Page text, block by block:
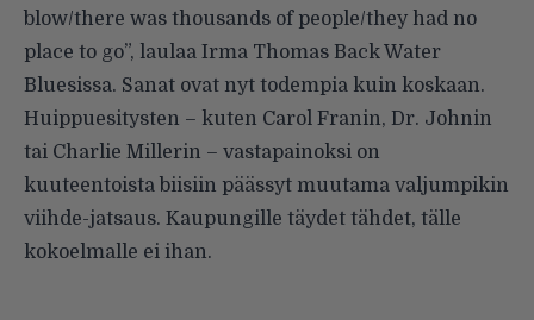
blow/there was thousands of people/they had no
place to go”, laulaa Irma Thomas Back Water
Bluesissa. Sanat ovat nyt todempia kuin koskaan.
Huippuesitysten – kuten Carol Franin, Dr. Johnin
tai Charlie Millerin – vastapainoksi on
kuuteentoista biisiin päässyt muutama valjumpikin
viihde-jatsaus. Kaupungille täydet tähdet, tälle
kokoelmalle ei ihan.